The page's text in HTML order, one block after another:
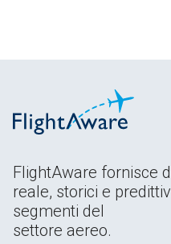
FlightAware fornisce
reale, storici e
segmenti del
settore aereo.